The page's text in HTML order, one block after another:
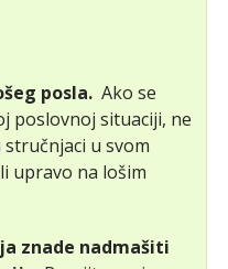
posla.Ako se
poslovnoj situaciji, ne
u svom
upravo na lošim
znade nadmašiti